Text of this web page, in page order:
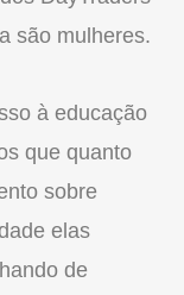
são mulheres.
à educação
que quanto
sobre
elas
de